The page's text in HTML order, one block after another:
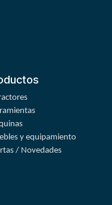
y equipamiento
/ Novedades